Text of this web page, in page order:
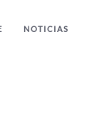
NOTICIAS